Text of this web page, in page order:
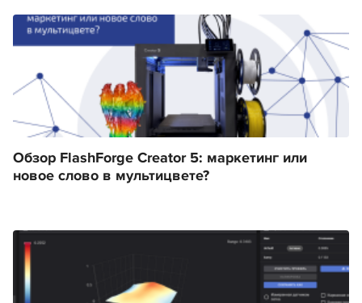
Обзор FlashForge Creator 5: маркетинг или
новое слово в мультицвете?